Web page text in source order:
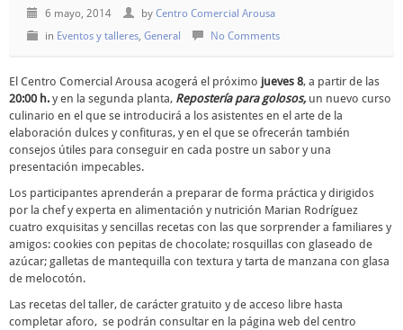
6 mayo, 2014 by Centro Comercial Arousa
in Eventos y talleres General No Comments
El Centro Comercial Arousa acogerá el próximo jueves 8, a partir de las
20:00 h. y en la segunda planta, Repostería para golosos,un nuevo curso
culinario en el que se introducirá a los asistentes en el arte de la
elaboración dulces y confituras, y en el que se ofrecerán también
consejos útiles para conseguir en cada postre un sabor y una
presentación impecables.
Los participantes aprenderán a preparar de forma práctica y dirigidos
por la chef y experta en alimentación y nutrición Marian Rodríguez
cuatro exquisitas y sencillas recetas con las que sorprender a familiares y
amigos: cookies con pepitas de chocolate; rosquillas con glaseado de
azúcar; galletas de mantequilla con textura y tarta de manzana con glasa
de melocotón.
Las recetas del taller, de carácter gratuito y de acceso libre hasta
completar aforo, se podrán consultar en la página web del centro